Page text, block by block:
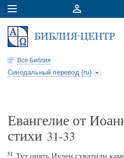
Вся Библия
Синодальный перевод (ru)
Евангелие от
стихи 31-33
31 Тут опять Иудеи схватили